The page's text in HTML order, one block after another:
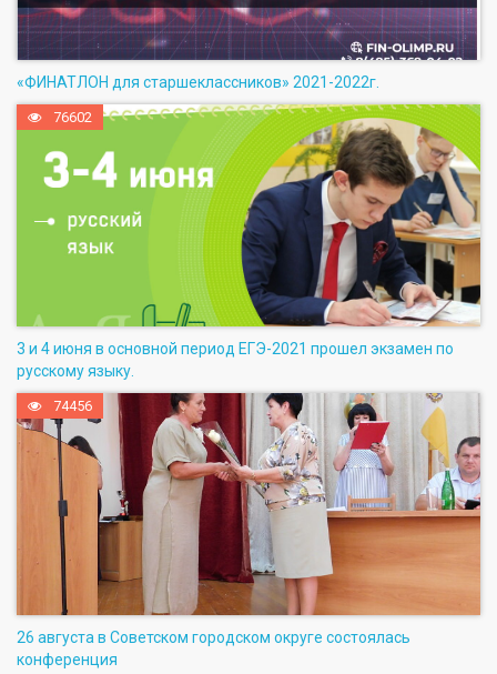
«ФИНАТЛОН для старшеклассников» 2021-2022г.
76602
3 и 4 июня в основной период ЕГЭ-2021 прошел экзамен по
русскому языку.
74456
26 августа в Советском городском округе состоялась
конференция